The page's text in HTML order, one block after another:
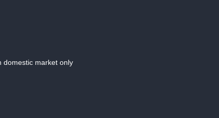
domestic market only